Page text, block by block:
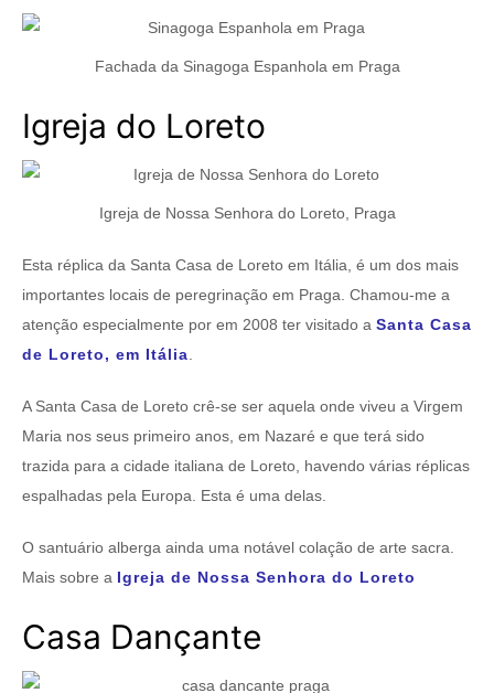
Fachada da Sinagoga Espanhola em Praga
Igreja do Loreto
Igreja de Nossa Senhora do Loreto, Praga
Esta réplica da Santa Casa de Loreto em Itália, é um dos mais
importantes locais de peregrinação em Praga. Chamou-me a
atenção especialmente por em 2008 ter visitado a Santa Casa
de Loreto, em Itália
A Santa Casa de Loreto crê-se ser aquela onde viveu a Virgem
Maria nos seus primeiro anos, em Nazaré e que terá sido
trazida para a cidade italiana de Loreto, havendo várias réplicas
espalhadas pela Europa. Esta é uma delas.
O santuário alberga ainda uma notável colação de arte sacra.
Mais sobre a Igreja de Nossa Senhora do Loreto
Casa Dançante